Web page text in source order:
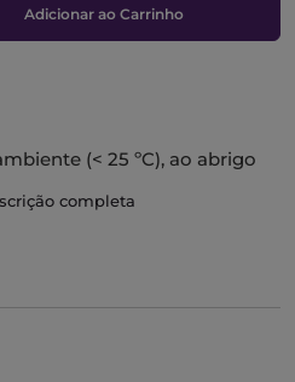
Adicionar ao Carrinho
(< 25 ºC), ao abrigo
completa